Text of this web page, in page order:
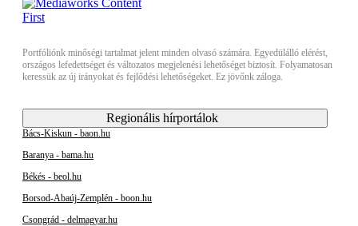
Portfóliónk minőségi tartalmat jelent minden olvasó számára. Egyedülálló elérést,
országos lefedettséget és változatos megjelenési lehetőséget biztosít. Folyamatosan
keressük az új irányokat és fejlődési lehetőségeket. Ez jövőnk záloga.
Regionális hírportálok
Bács-Kiskun - baon.hu
Baranya - bama.hu
Békés - beol.hu
Borsod-Abaúj-Zemplén - boon.hu
Csongrád - delmagyar.hu